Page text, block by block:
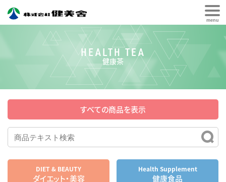
menu
HEALTH TEA
健康茶
すべての商品を表示
DIET & BEAUTY
ダイエット・美容
Health Supplement
健康食品